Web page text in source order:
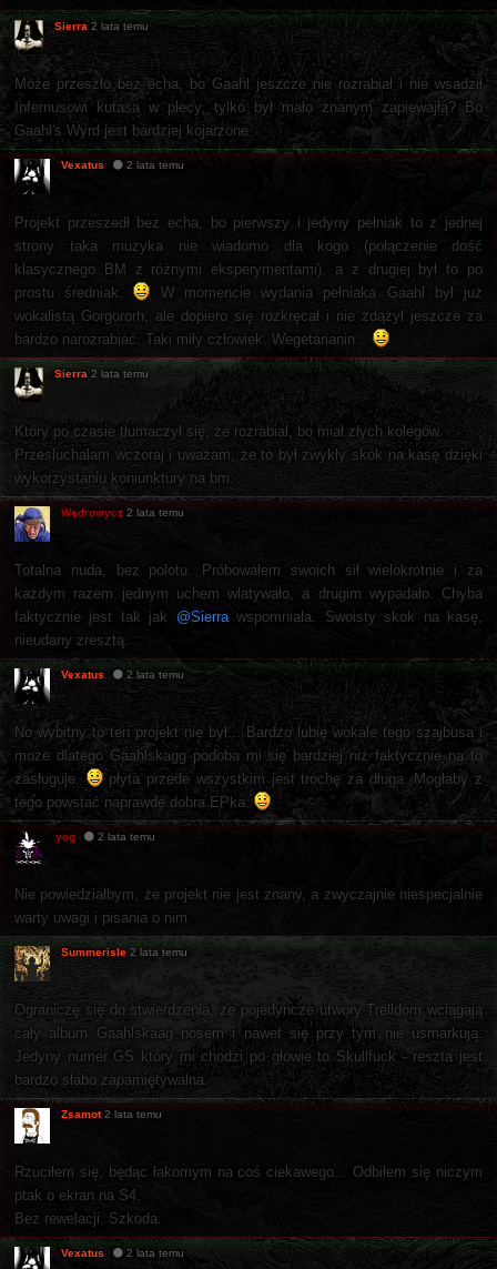
Sierra 2 lata temu
Może przeszło bez echa, bo Gaahl jeszcze nie rozrabiał i nie wsadził
Infernusowi kutasa w plecy, tylko był mało znanym zapiewajłą? Bo
Gaahl's Wyrd jest bardziej kojarzone
Vexatus 2 lata temu
Projekt przeszedł bez echa, bo pierwszy i jedyny pełniak to z jednej
strony taka muzyka nie wiadomo dla kogo (połączenie dość
klasycznego BM z różnymi eksperymentami), a z drugiej był to po
prostu średniak.
W momencie wydania pełniaka Gaahl był już
wokalistą Gorgororh, ale dopiero się rozkręcał i nie zdążył jeszcze za
bardzo narozrabiać. Taki miły człowiek. Wegetarianin...
Sierra 2 lata temu
Który po czasie tłumaczył się, że rozrabiał, bo miał złych kolegów.
Przesluchalam wczoraj i uważam, że to był zwykły skok na kasę dzięki
wykorzystaniu koniunktury na bm.
Wędrowycz 2 lata temu
Totalna nuda, bez polotu. Próbowałem swoich sił wielokrotnie i za
każdym razem jednym uchem wlatywało, a drugim wypadało. Chyba
faktycznie jest tak jak @Sierrawspomniała. Swoisty skok na kasę,
nieudany zresztą.
Vexatus 2 lata temu
No wybitny to ten projekt nie był... Bardzo lubię wokale tego szajbusa i
może dlatego Gaahlskagg podoba mi się bardziej niż faktycznie na to
zasługuje.
płyta przede wszystkim jest trochę za długa. Mogłaby z
tego powstać naprawdę dobra EPka.
yog 2 lata temu
Nie powiedziałbym, że projekt nie jest znany, a zwyczajnie niespecjalnie
warty uwagi i pisania o nim.
Summerisle 2 lata temu
Ograniczę się do stwierdzenia, że pojedyncze utwory Trelldom wciągają
cały album Gaahlskaag nosem i nawet się przy tym nie usmarkują.
Jedyny numer GS który mi chodzi po głowie to Skullfuck - reszta jest
bardzo słabo zapamiętywalna.
Zsamot 2 lata temu
Rzuciłem się, będąc łakomym na coś ciekawego... Odbiłem się niczym
ptak o ekran na S4.
Bez rewelacji. Szkoda.
Vexatus 2 lata temu